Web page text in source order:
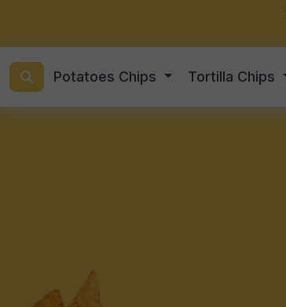
Potatoes Chips Tortilla Chips